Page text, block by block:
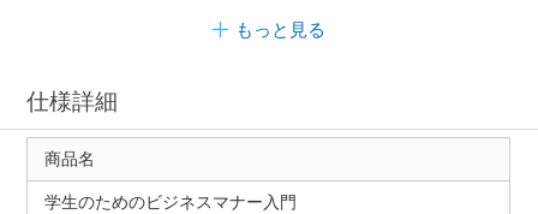
もっと見る
仕様詳細
商品名
学生のためのビジネスマナー入門